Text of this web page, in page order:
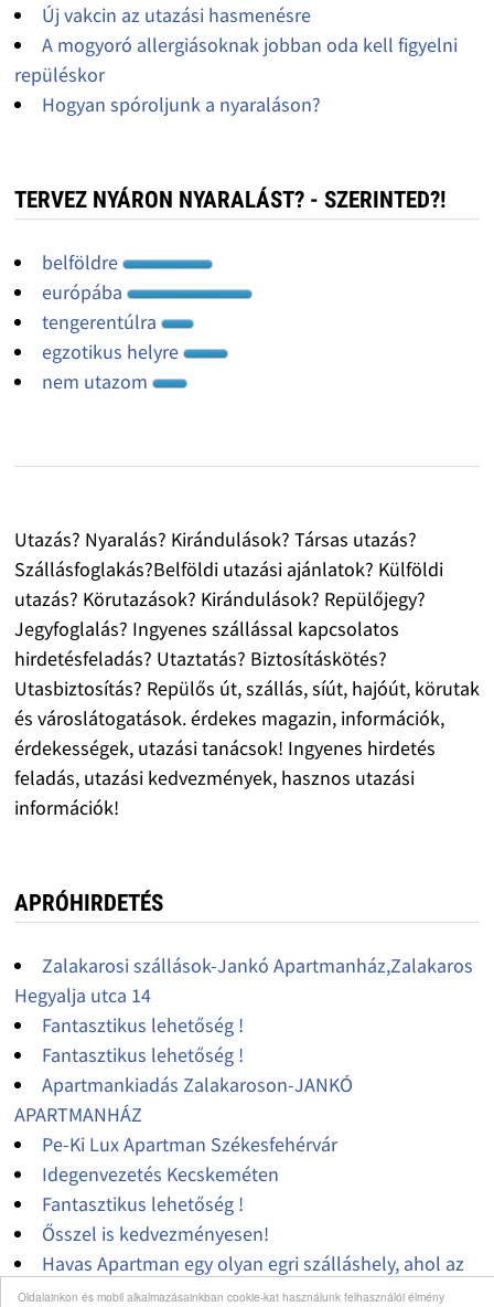
Oldalainkon és mobil alkalmazásainkban cookie-kat használunk felhasználói élmény
Új vakcin az utazási hasmenésre
A mogyoró allergiásoknak jobban oda kell figyelni
repüléskor
Hogyan spóroljunk a nyaraláson?
TERVEZ NYÁRON NYARALÁST? - SZERINTED?!
belföldre
európába
tengerentúlra
egzotikus helyre
nem utazom
Utazás? Nyaralás? Kirándulások? Társas utazás?
Szállásfoglakás?Belföldi utazási ajánlatok? Külföldi
utazás? Körutazások? Kirándulások? Repülőjegy?
Jegyfoglalás? Ingyenes szállással kapcsolatos
hirdetésfeladás? Utaztatás? Biztosításkötés?
Utasbiztosítás? Repülős út, szállás, síút, hajóút, körutak
és városlátogatások. érdekes magazin, információk,
érdekességek, utazási tanácsok! Ingyenes hirdetés
feladás, utazási kedvezmények, hasznos utazási
információk!
APRÓHIRDETÉS
Zalakarosi szállások-Jankó Apartmanház,Zalakaros
Hegyalja utca 14
Fantasztikus lehetőség !
Fantasztikus lehetőség !
Apartmankiadás Zalakaroson-JANKÓ
APARTMANHÁZ
Pe-Ki Lux Apartman Székesfehérvár
Idegenvezetés Kecskeméten
Fantasztikus lehetőség !
Ősszel is kedvezményesen!
Havas Apartman egy olyan egri szálláshely, ahol az
üdülés nem luxus, a kikapcsolódás és pihenés